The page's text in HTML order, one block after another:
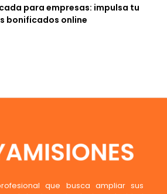
para empresas: impulsa tu
bonificados online
que busca ampliar sus